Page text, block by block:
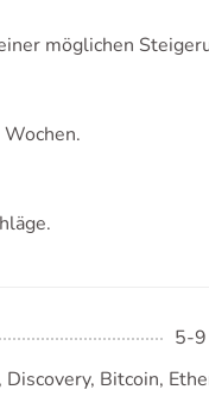
möglichen
5-9
Bitcoin,